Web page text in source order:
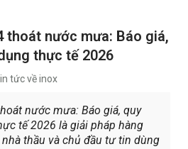
thoát nước mưa: Báo giá,
thực tế 2026
tức về inox
nước mưa: Báo giá, quy
tế 2026 là giải pháp hàng
thầu và chủ đầu tư tin dùng